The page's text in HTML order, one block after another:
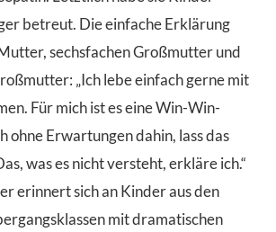
betreut. Die einfache Erklärung
sechsfachen Großmutter und
„Ich lebe einfach gerne mit
Für mich ist es eine Win-Win-
ohne Erwartungen dahin, lass das
was es nicht versteht, erkläre ich.“
erinnert sich an Kinder aus den
mit dramatischen